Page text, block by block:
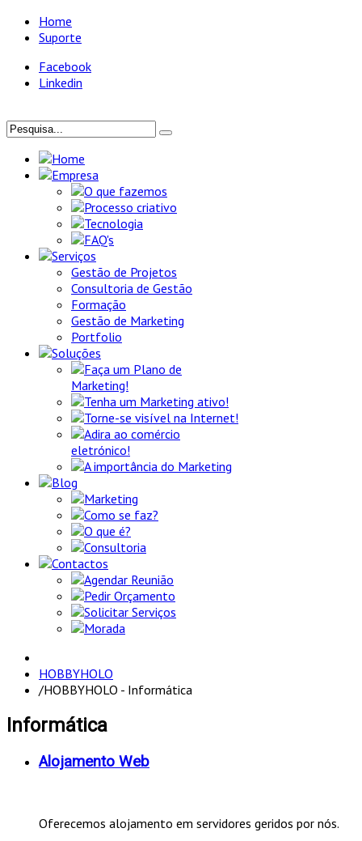
Home
Suporte
Facebook
Linkedin
Home
Empresa
O que fazemos
Processo criativo
Tecnologia
FAQ's
Serviços
Gestão de Projetos
Consultoria de Gestão
Formação
Gestão de Marketing
Portfolio
Soluções
Faça um Plano de
Marketing!
Tenha um Marketing ativo!
Torne-se visível na Internet!
Adira ao comércio
eletrónico!
A importância do Marketing
Blog
Marketing
Como se faz?
O que é?
Consultoria
Contactos
Agendar Reunião
Pedir Orçamento
Solicitar Serviços
Morada
HOBBYHOLO
/HOBBYHOLO - Informática
Informática
Alojamento Web
Oferecemos alojamento em servidores geridos por nós.